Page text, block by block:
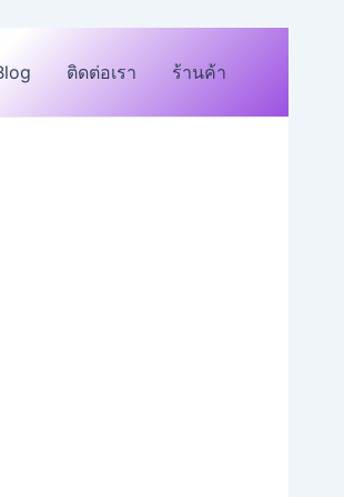
ติดต่อเรา ร้านค้า